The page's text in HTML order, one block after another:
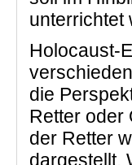
unterrichtet
Holocaust-
die
Retter oder
der Retter
dargestellt.